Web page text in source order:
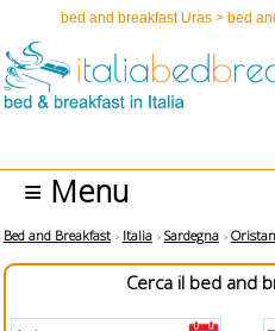
bed and breakfast Uras > bed
≡ Menu
Bed and Breakfast Italia Sardegna
Cerca il bed and